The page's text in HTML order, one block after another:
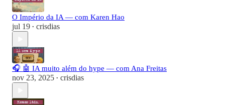
O Império da IA — com Karen Hao
jul 19 • crisdias
🎧 🤖 IA muito além do hype — com Ana Freitas
nov 23, 2025 • crisdias